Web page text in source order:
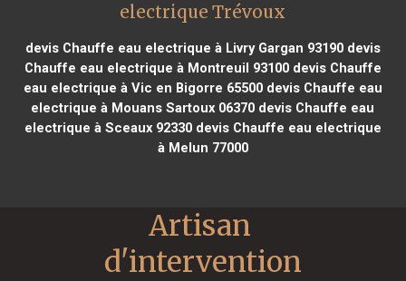
electrique Trévoux
devis Chauffe eau electrique à Livry Gargan 93190devis
Chauffe eau electrique à Montreuil 93100devis Chauffe
eau electrique à Vic en Bigorre 65500devis Chauffe eau
electrique à Mouans Sartoux 06370 devis Chauffe eau
electrique à Sceaux 92330devis Chauffe eau electrique
à Melun 77000
Artisan
d'intervention